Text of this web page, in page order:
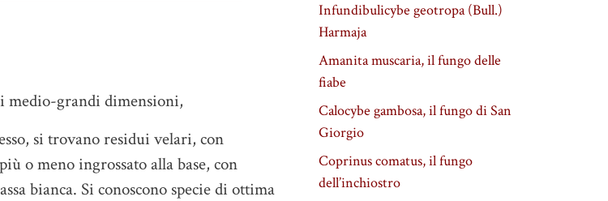
medio-grandi dimensioni,
si trovano residui velari, con
o meno ingrossato alla base, con
bianca. Si conoscono specie di ottima
Infundibulicybe geotropa (Bull.)
Harmaja
Amanita muscaria, il fungo delle
fiabe
Calocybe gambosa, il fungo di San
Giorgio
Coprinus comatus, il fungo
dell’inchiostro